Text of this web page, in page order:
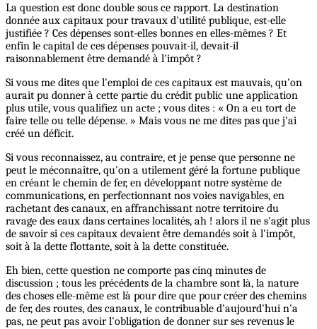
La question est donc double sous ce rapport. La destination
donnée aux capitaux pour travaux d'utilité publique, est-elle
justifiée ? Ces dépenses sont-elles bonnes en elles-mêmes ? Et
enfin le capital de ces dépenses pouvait-il, devait-il
raisonnablement être demandé à l'impôt ?
Si vous me dites que l'emploi de ces capitaux est mauvais, qu'on
aurait pu donner à cette partie du crédit public une application
plus utile, vous qualifiez un acte ; vous dites : « On a eu tort de
faire telle ou telle dépense. » Mais vous ne me dites pas que j'ai
créé un déficit.
Si vous reconnaissez, au contraire, et je pense que personne ne
peut le méconnaître, qu'on a utilement géré la fortune publique
en créant le chemin de fer, en développant notre système de
communications, en perfectionnant nos voies navigables, en
rachetant des canaux, en affranchissant notre territoire du
ravage des eaux dans certaines localités, ah ! alors il ne s'agit plus
de savoir si ces capitaux devaient être demandés soit à l'impôt,
soit à la dette flottante, soit à la dette constituée.
Eh bien, cette question ne comporte pas cinq minutes de
discussion ; tous les précédents de la chambre sont là, la nature
des choses elle-même est là pour dire que pour créer des chemins
de fer, des routes, des canaux, le contribuable d'aujourd'hui n'a
pas, ne peut pas avoir l'obligation de donner sur ses revenus le